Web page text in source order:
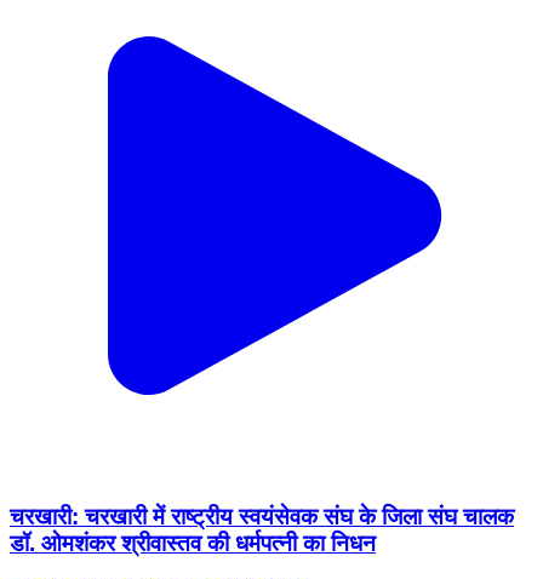
चरखारी: चरखारी में राष्ट्रीय स्वयंसेवक संघ के जिला संघ चालक
डॉ. ओमशंकर श्रीवास्तव की धर्मपत्नी का निधन